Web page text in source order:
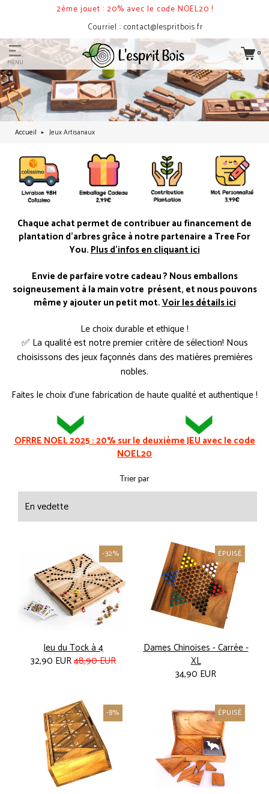
2ème jouet : 20% avec le code NOEL20 !
Courriel : contact@lespritbois.fr
0
MENU
Accueil Jeux Artisanaux
Chaque achat permet de contribuer au financement de
plantation d'arbres grâce à notre partenaire a Tree For
You.Plus d'infos en cliquant ici
Envie de parfaire votre cadeau ? Nous emballons
soigneusement à la main votre présent, et nous pouvons
même y ajouter un petit mot.Voir les détails ici
Le choix durable et ethique !
✅ La qualité est notre premier critère de sélection! Nous
choisissons des jeux façonnés dans des matières premières
nobles.
Faites le choix d'une fabrication de haute qualité et authentique !
OFRRE NOEL 2025 : 20% sur le deuxième JEU avec le code
NOEL20
Trier par
-32%
Jeu du Tock à 4
32,90 EUR48,90 EUR
ÉPUISÉ
Dames Chinoises - Carrée -
XL
34,90 EUR
-8% ÉPUISÉ